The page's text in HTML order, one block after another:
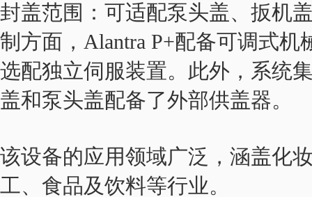
封盖范围：可适配泵头盖、扳机
制方面，Alantra P+配备可调式
选配独立伺服装置。此外，系统
盖和泵头盖配备了外部供盖器。
该设备的应用领域广泛，涵盖化
工、食品及饮料等行业。